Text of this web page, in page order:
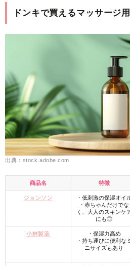
ドンキで買えるマッサージ
出典：stock.adobe.com
商品名 特徴
ジョンソン
・低刺激の保湿オイ
・赤ちゃんだけでな
く、大人のスキンケ
にも◎
小林製薬
・保湿力高め
・持ち運びに便利なミ
ニサイズもあり